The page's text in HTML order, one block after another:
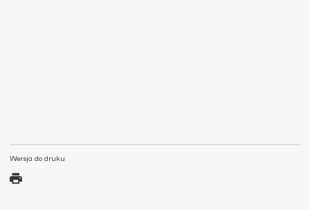
Wersja do druku